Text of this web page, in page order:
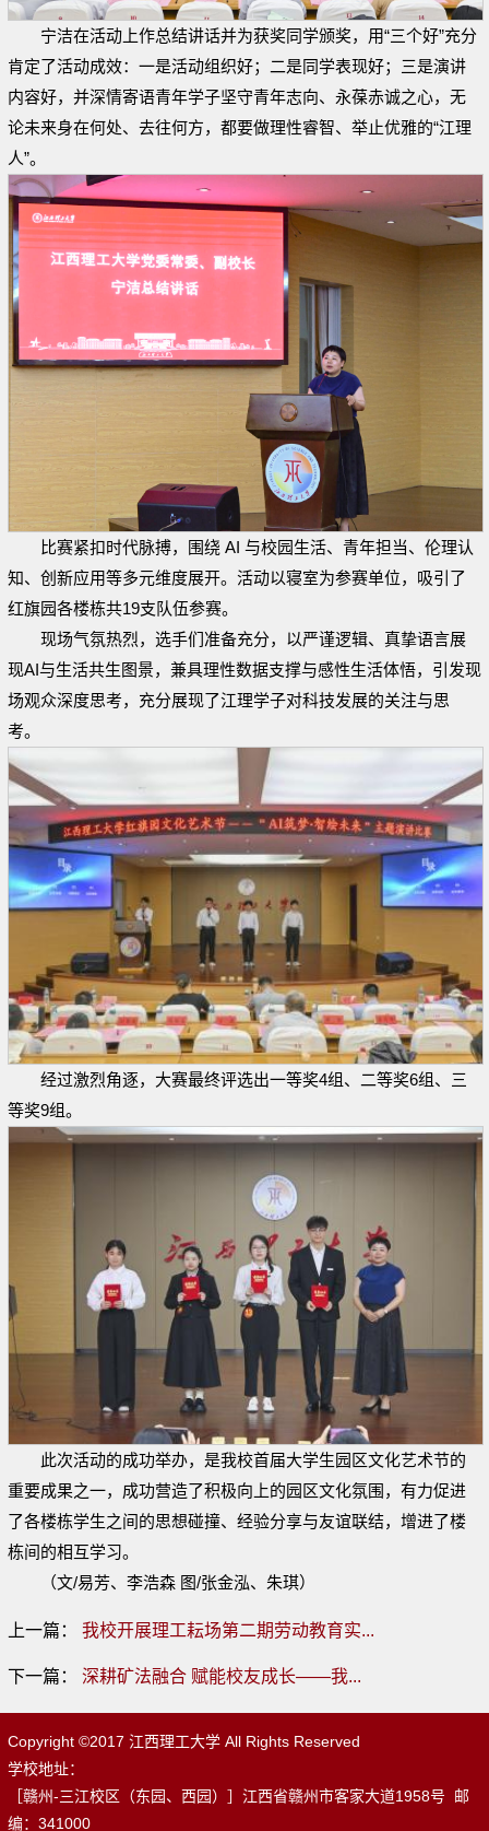
宁洁在活动上作总结讲话并为获奖同学颁奖，用“三个好”充分
肯定了活动成效：一是活动组织好；二是同学表现好；三是演讲
内容好，并深情寄语青年学子坚守青年志向、永葆赤诚之心，无
论未来身在何处、去往何方，都要做理性睿智、举止优雅的“江理
人”。
比赛紧扣时代脉搏，围绕 AI 与校园生活、青年担当、伦理认
知、创新应用等多元维度展开。活动以寝室为参赛单位，吸引了
红旗园各楼栋共19支队伍参赛。
现场气氛热烈，选手们准备充分，以严谨逻辑、真挚语言展
现AI与生活共生图景，兼具理性数据支撑与感性生活体悟，引发现
场观众深度思考，充分展现了江理学子对科技发展的关注与思
考。
经过激烈角逐，大赛最终评选出一等奖4组、二等奖6组、三
等奖9组。
此次活动的成功举办，是我校首届大学生园区文化艺术节的
重要成果之一，成功营造了积极向上的园区文化氛围，有力促进
了各楼栋学生之间的思想碰撞、经验分享与友谊联结，增进了楼
栋间的相互学习。
（文/易芳、李浩森 图/张金泓、朱琪）
上一篇： 我校开展理工耘场第二期劳动教育实...
下一篇： 深耕矿法融合 赋能校友成长——我...
Copyright ©2017 江西理工大学 All Rights Reserved
学校地址：
［赣州-三江校区（东园、西园）］江西省赣州市客家大道1958号 邮
编：341000